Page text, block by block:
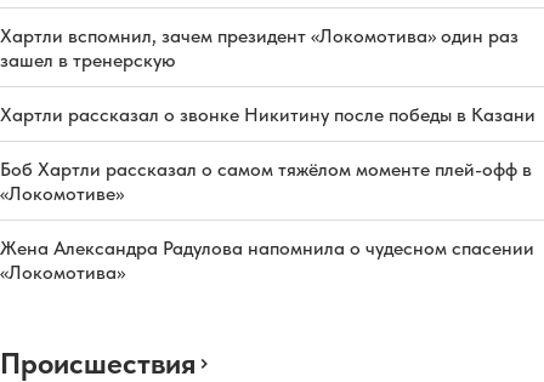
Хартли вспомнил, зачем президент «Локомотива» один раз
зашел в тренерскую
Хартли рассказал о звонке Никитину после победы в Казани
Боб Хартли рассказал о самом тяжёлом моменте плей-офф в
«Локомотиве»
Жена Александра Радулова напомнила о чудесном спасении
«Локомотива»
Происшествия